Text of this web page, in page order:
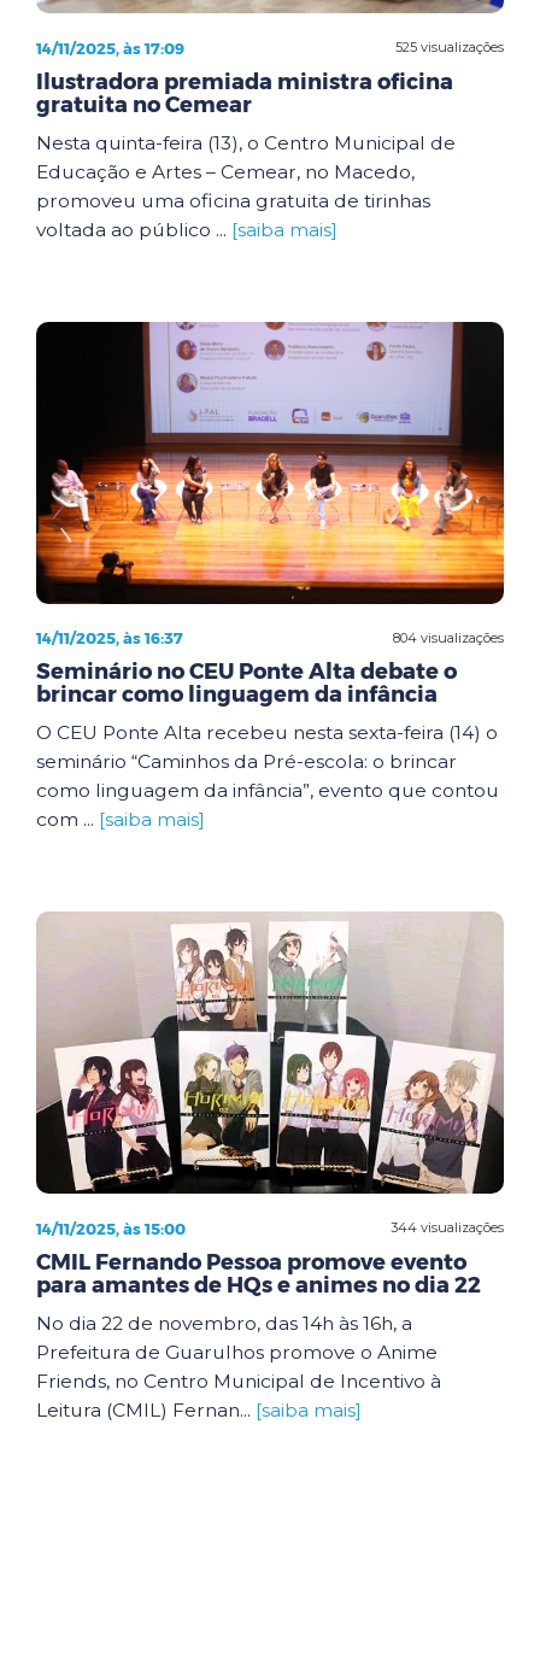
525 visualizações
14/11/2025, às 17:09
Ilustradora premiada ministra oficina
gratuita no Cemear
Nesta quinta-feira (13), o Centro Municipal de
Educação e Artes – Cemear, no Macedo,
promoveu uma oficina gratuita de tirinhas
voltada ao público ... [saiba mais]
804 visualizações
14/11/2025, às 16:37
Seminário no CEU Ponte Alta debate o
brincar como linguagem da infância
O CEU Ponte Alta recebeu nesta sexta-feira (14) o
seminário “Caminhos da Pré-escola: o brincar
como linguagem da infância”, evento que contou
com ... [saiba mais]
344 visualizações
14/11/2025, às 15:00
CMIL Fernando Pessoa promove evento
para amantes de HQs e animes no dia 22
No dia 22 de novembro, das 14h às 16h, a
Prefeitura de Guarulhos promove o Anime
Friends, no Centro Municipal de Incentivo à
Leitura (CMIL) Fernan... [saiba mais]